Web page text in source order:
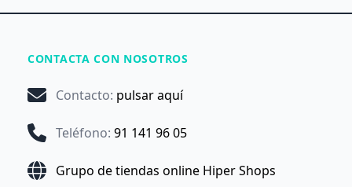
CONTACTA CON NOSOTROS
Contacto: pulsar aquí
Teléfono: 91 141 96 05
Grupo de tiendas online Hiper Shops